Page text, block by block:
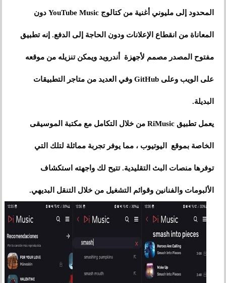
المحدود إلى مليوني أغنية من كتالوج YouTube Music دون
المعاناة من انقطاع الإعلانات ودون الحاجة إلى الدفع. إنه تطبيق
مفتوح المصدر مصمم لأجهزة أندرويد ويمكن تنزيله من موقعه
على الويب وعلى GitHub وفي العديد من متاجر التطبيقات
البديلة.
يعمل تطبيق RiMusic من خلال التكامل مع مكتبة الموسيقى
الخاصة بموقع اليوتيوب ، مما يوفر تجربة مماثلة لتلك التي
توفرها منصات البث التقليدية. تتيح لك واجهته استكشاف
الألبومات والفنانين وقوائم التشغيل من خلال التنقل البديهي.